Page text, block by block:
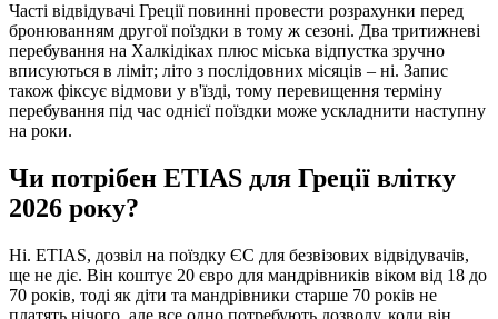
Часті відвідувачі Греції повинні провести розрахунки перед
бронюванням другої поїздки в тому ж сезоні. Два тритижневі
перебування на Халкідіках плюс міська відпустка зручно
вписуються в ліміт; літо з послідовних місяців – ні. Запис
також фіксує відмови у в'їзді, тому перевищення терміну
перебування під час однієї поїздки може ускладнити наступну
на роки.
Чи потрібен ETIAS для Греції влітку
2026 року?
Ні. ETIAS, дозвіл на поїздку ЄС для безвізових відвідувачів,
ще не діє. Він коштує 20 євро для мандрівників віком від 18 до
70 років, тоді як діти та мандрівники старше 70 років не
платять нічого, але все одно потребують дозволу, коли він